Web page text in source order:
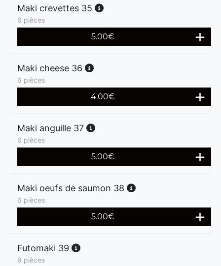
Maki crevettes 35
6 pièces
5.00€
Maki cheese 36
6 pièces
4.00€
Maki anguille 37
6 pièces
5.00€
Maki oeufs de saumon 38
6 pièces
5.00€
Futomaki 39
9 pièces